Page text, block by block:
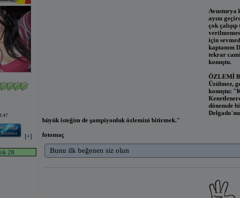
[+]
28
Avusturya
ayını
çok
için
kaptanım
tekrar
konuştu.
ÖZLEMİ
Üzülmez,
konuştu:
dönemde
büyük isteğim de şampiyonluk özlemini bitirmek."
fotomaç
Bunu ilk beğenen siz olun